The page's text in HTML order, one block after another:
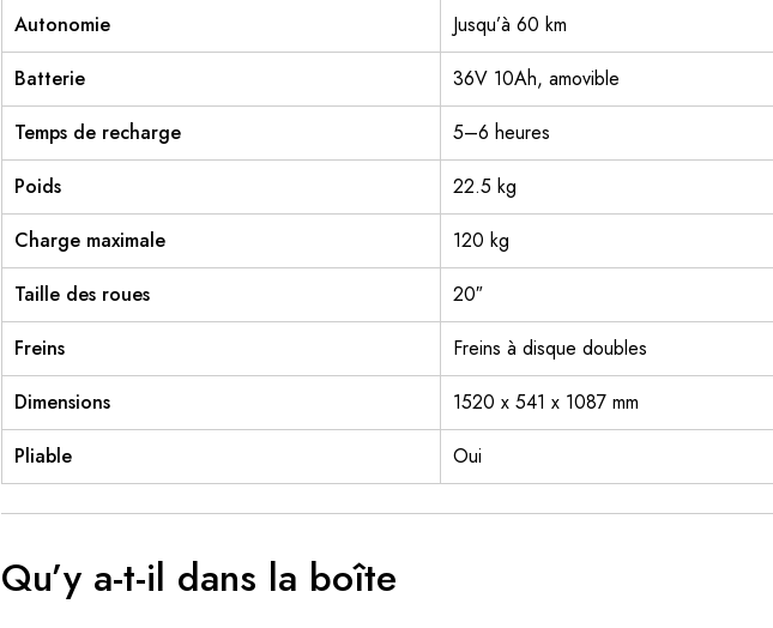
Autonomie
Jusqu’à 60 km
Batterie
36V 10Ah, amovible
Temps de recharge
5–6 heures
Poids
22.5 kg
Charge maximale
120 kg
Taille des roues
20″
Freins
Freins à disque doubles
Dimensions
1520 x 541 x 1087 mm
Pliable
Oui
Qu’y a-t-il dans la boîte